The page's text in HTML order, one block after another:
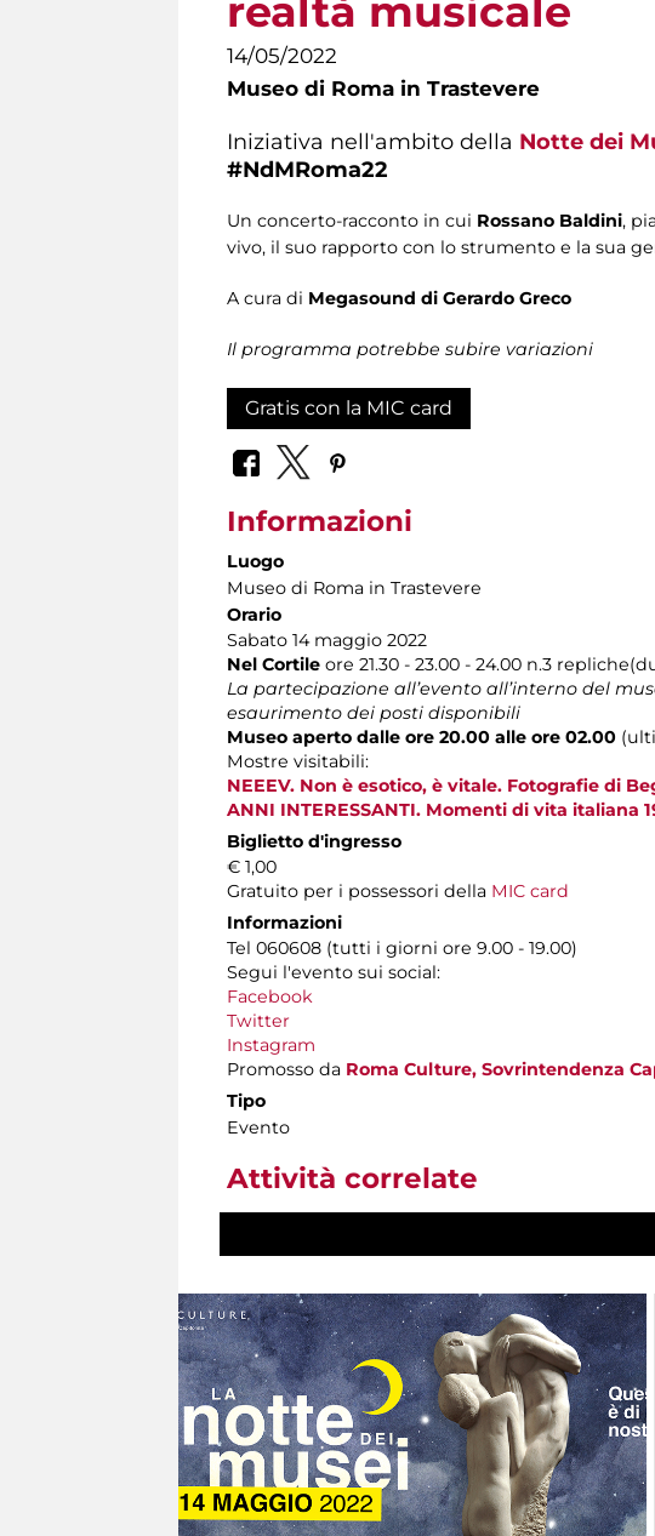
realtà musicale
14/05/2022
Museo di Roma in Trastevere
Iniziativa nell'ambito della Notte dei
#NdMRoma22
Un concerto-racconto in cui Rossano Baldini,
vivo, il suo rapporto con lo strumento e la sua
A cura di Megasound di Gerardo Greco
Il programma potrebbe subire variazioni
Gratis con la MIC card
Informazioni
Luogo
Museo di Roma in Trastevere
Orario
Sabato 14 maggio 2022
Nel Cortile ore 21.30 - 23.00 - 24.00 n.3
La partecipazione all’evento all’interno del
esaurimento dei posti disponibili
Museo aperto dalle ore 20.00 alle ore 02.00
Mostre visitabili:
NEEEV. Non è esotico, è vitale. Fotografie di
ANNI INTERESSANTI. Momenti di vita italiana
Biglietto d'ingresso
€ 1,00
Gratuito per i possessori della MIC card
Informazioni
Tel 060608 (tutti i giorni ore 9.00 - 19.00)
Segui l'evento sui social:
Facebook
Twitter
Instagram
Promosso da Roma Culture, Sovrintendenza
Tipo
Evento
Attività correlate